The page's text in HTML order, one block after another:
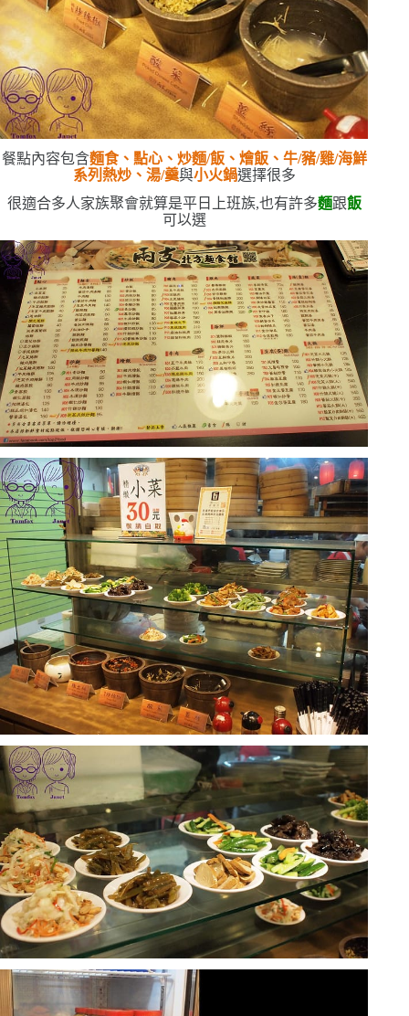
餐點內容包含麵食、點心、炒麵/飯、燴飯、牛/豬/雞/海鮮
系列熱炒、湯/羹與小火鍋選擇很多
很適合多人家族聚會就算是平日上班族,也有許多麵跟飯
可以選